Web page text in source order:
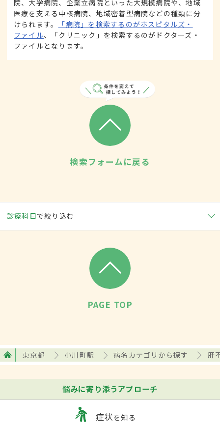
院、大学病院、企業立病院といった大規模病院や、地域
医療を支える中核病院、地域密着型病院などの種類に分
けられます。
「病院」を検索するのがホスピタルズ・
ファイル、「クリニック」を検索するのがドクターズ・
ファイルとなります。
検索フォームに戻る
診療科目で絞り込む
PAGE TOP
東京都 小川町駅 病名カテゴリから探す 肝
悩みに寄り添うアプローチ
症状を知る